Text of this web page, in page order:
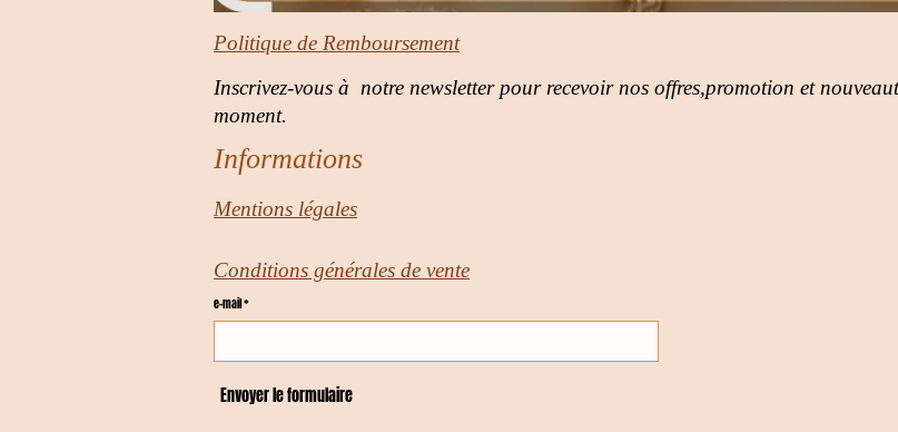
Politique de Remboursement
Inscrivez-vous à notre newsletter pour recevoir nos offres,promotion et
moment.
Informations
Mentions légales
Conditions générales de vente
e-mail *
Envoyer le formulaire